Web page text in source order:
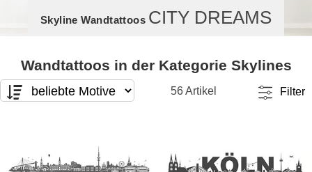
Skyline Wandtattoos CITY DREAMS
Wandtattoos in der Kategorie Skylines
56 Artikel Filter
(1)
Hochformat